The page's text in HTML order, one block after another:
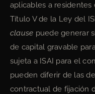
aplicables a
Título V de la Ley del
clause puede generar
de capital gravable
sujeta a ISAI para el
pueden diferir de las
contractual de fijación